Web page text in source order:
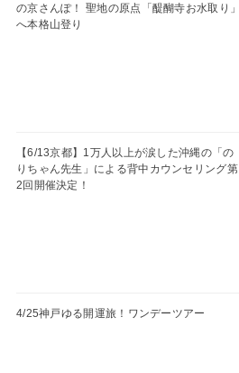
の京さんぽ！ 聖地の原点「醍醐寺お水取り」
へ本格山登り
【6/13京都】1万人以上が涙した沖縄の「の
りちゃん先生」による背中カウンセリング第
2回開催決定！
4/25神戸ゆる開運旅！ワンデーツアー